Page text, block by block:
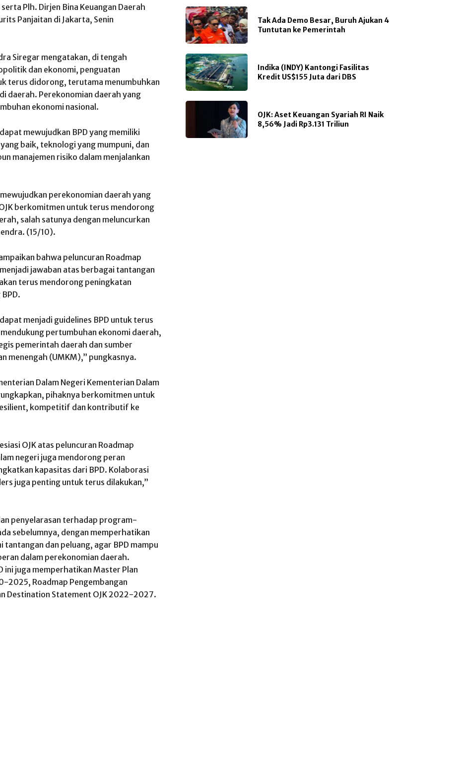
Plh. Dirjen Bina Keuangan Daerah
Panjaitan di Jakarta, Senin
Siregar mengatakan, di tengah
dan ekonomi, penguatan
terus didorong, terutama menumbuhkan
daerah. Perekonomian daerah yang
ekonomi nasional.
mewujudkan BPD yang memiliki
baik, teknologi yang mumpuni, dan
manajemen risiko dalam menjalankan
perekonomian daerah yang
berkomitmen untuk terus mendorong
salah satunya dengan meluncurkan
(15/10).
bahwa peluncuran Roadmap
jawaban atas berbagai tantangan
terus mendorong peningkatan
menjadi guidelines BPD untuk terus
pertumbuhan ekonomi daerah,
pemerintah daerah dan sumber
menengah (UMKM),” pungkasnya.
Dalam Negeri Kementerian Dalam
pihaknya berkomitmen untuk
kompetitif dan kontributif ke
OJK atas peluncuran Roadmap
negeri juga mendorong peran
kapasitas dari BPD. Kolaborasi
juga penting untuk terus dilakukan,”
penyelarasan terhadap program-
sebelumnya, dengan memperhatikan
dan peluang, agar BPD mampu
dalam perekonomian daerah.
ini juga memperhatikan Master Plan
2025, Roadmap Pengembangan
Destination Statement OJK 2022-2027.
Tak Ada Demo Besar, Buruh Ajukan 4
Tuntutan ke Pemerintah
Indika (INDY) Kantongi Fasilitas
Kredit US$155 Juta dari DBS
OJK: Aset Keuangan Syariah RI Naik
8,56% Jadi Rp3.131 Triliun